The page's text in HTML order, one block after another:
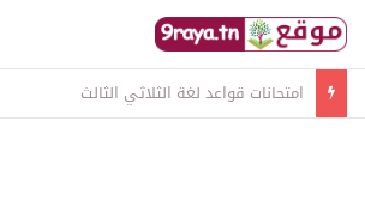
امتحانات قواعد لغة الثلاثي الثالث